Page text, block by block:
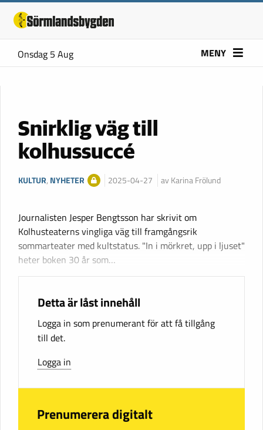
Onsdag 5 Aug MENY
Snirklig väg till
kolhussuccé
KULTUR, NYHETER 2025-04-27 av Karina Frölund
Journalisten Jesper Bengtsson har skrivit om
Kolhusteaterns vingliga väg till framgångsrik
sommarteater med kultstatus. "In i mörkret, upp i ljuset"
heter boken 30 år som…
Detta är låst innehåll
Logga in som prenumerant för att få tillgång
till det.
Logga in
Prenumerera digitalt